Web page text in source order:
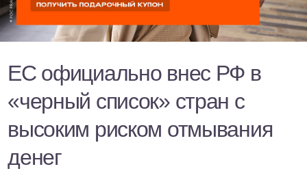
ЕС официально внес РФ в
«черный список» стран с
высоким риском отмывания
денег